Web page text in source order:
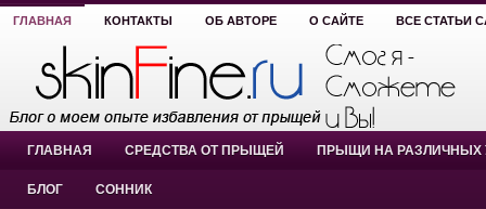
ГЛАВНАЯ КОНТАКТЫ ОБ АВТОРЕ О САЙТЕ ВСЕ СТАТЬИ
ГЛАВНАЯ СРЕДСТВА ОТ ПРЫЩЕЙ ПРЫЩИ НА РАЗЛИЧНЫХ
БЛОГ СОННИК